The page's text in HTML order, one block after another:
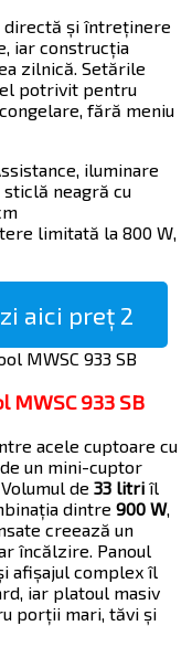
și întreținere
iar construcția
zilnică. Setările
potrivit pentru
fără meniu
iluminare
neagră cu
limitată la 800 W,
aici preț 2
MWSC 933 SB
acele cuptoare cu
un mini-cuptor
de 33 litri îl
dintre 900 W,
creează un
încălzire. Panoul
afișajul complex îl
iar platoul masiv
porții mari, tăvi și